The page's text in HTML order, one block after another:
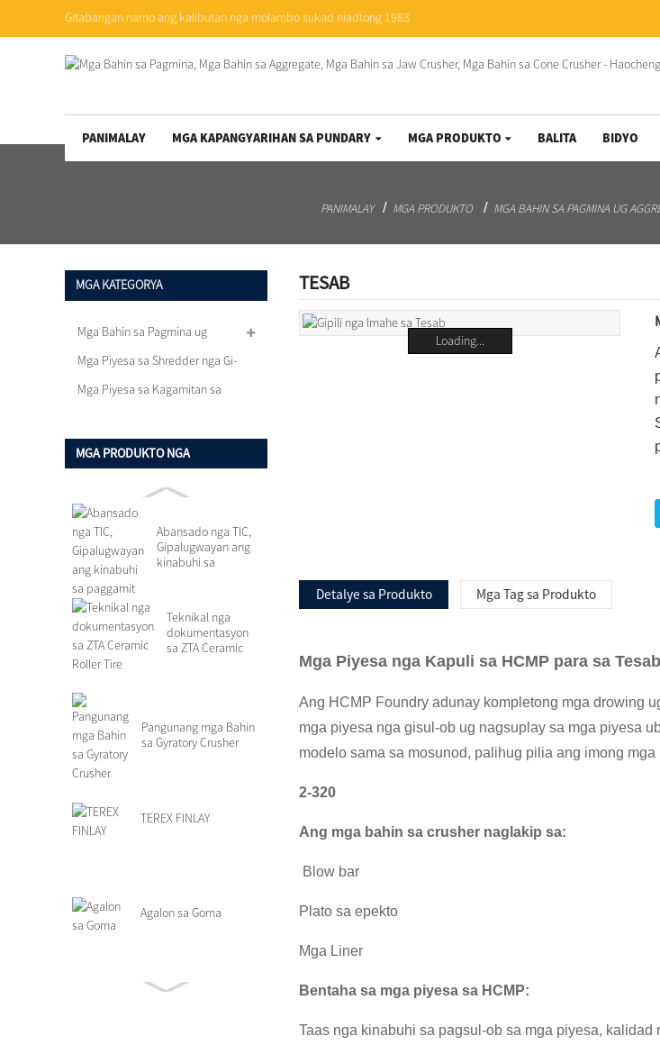
Gitabangan namo ang kalibutan nga molambo sukad niadtong 1983
PANIMALAY MGA KAPANGYARIHAN SA PUNDARY MGA PRODUKTO BALITA BIDYO
PANIMALAY MGA PRODUKTO MGA BAHIN SA PAGMINA UG
MGA KATEGORYA
Mga Bahin sa Pagmina ug
Aggregate
Mga Piyesa sa Shredder nga Gi-
recycle
Mga Piyesa sa Kagamitan sa
MGA PRODUKTO NGA
Abansado nga TIC,
Gipalugwayan ang
kinabuhi sa
Teknikal nga
dokumentasyon
sa ZTA Ceramic
Pangunang mga Bahin
sa Gyratory Crusher
TEREX FINLAY
Agalon sa Goma
TESAB
Loading...
Detalye sa Produkto Mga Tag sa Produkto
Mga Piyesa nga Kapuli sa HCMP para sa
Ang HCMP Foundry adunay kompletong mga drowing
mga piyesa nga gisul-ob ug nagsuplay sa mga piyesa
modelo sama sa mosunod, palihug pilia ang imong
2-320
Ang mga bahin sa crusher naglakip sa:
Blow bar
Plato sa epekto
Mga Liner
Bentaha sa mga piyesa sa HCMP:
Taas nga kinabuhi sa pagsul-ob sa mga piyesa, kalidad